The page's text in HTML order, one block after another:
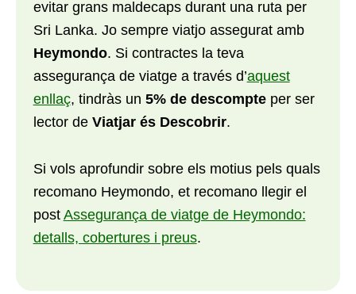
evitar grans maldecaps durant una ruta per
Sri Lanka. Jo sempre viatjo assegurat amb
Heymondo. Si contractes la teva
assegurança de viatge a través d’aquest
enllaç, tindràs un 5% de descompteper ser
lector de Viatjar és Descobrir.
Si vols aprofundir sobre els motius pels quals
recomano Heymondo, et recomano llegir el
post Assegurança de viatge de Heymondo:
detalls, cobertures i preus.